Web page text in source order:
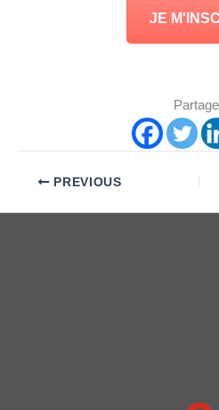
JE
PREVIOUS